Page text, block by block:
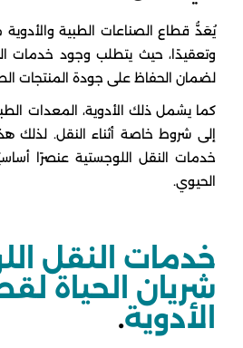
يُعَدُّ قطاع الصناعات الطبية والأدوية
وتعقيدًا، حيث يتطلب وجود خدمات
لضمان الحفاظ على جودة المنتجات
كما يشمل ذلك الأدوية، المعدات
إلى شروط خاصة أثناء النقل. لذلك
خدمات النقل اللوجستية عنصرًا
الحيوي.
خدمات النقل
شريان الحياة
الأدوية.